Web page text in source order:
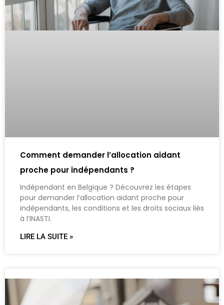
Comment demander l’allocation aidant
proche pour indépendants ?
Indépendant en Belgique ? Découvrez les étapes
pour demander l’allocation aidant proche pour
indépendants, les conditions et les droits sociaux liés
à l’INASTI.
LIRE LA SUITE »